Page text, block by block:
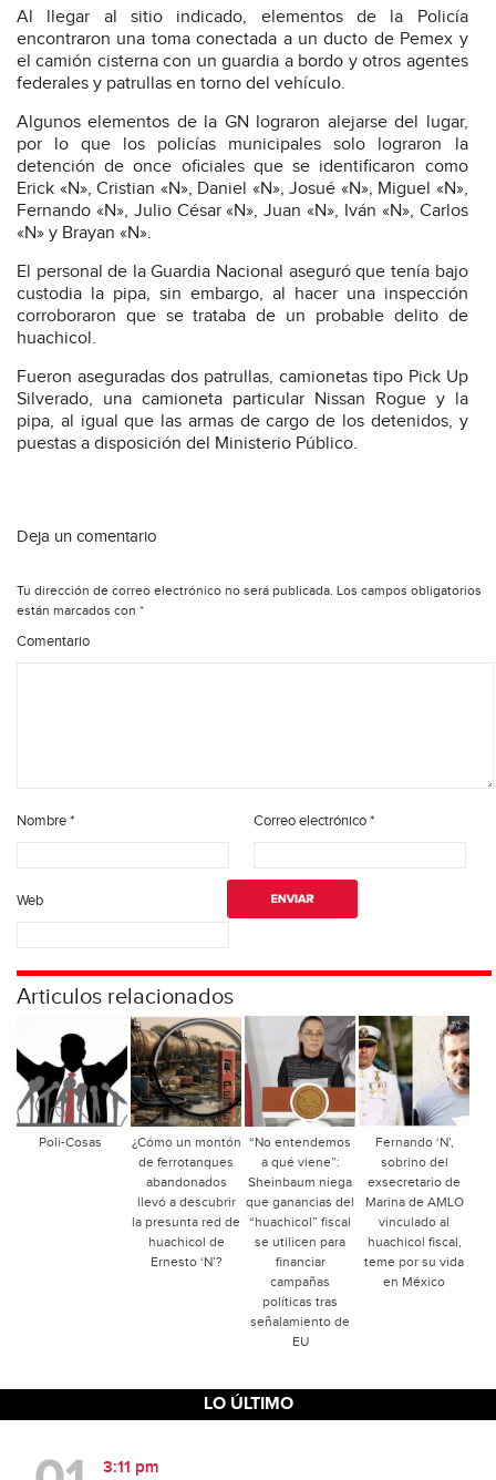
Al llegar al sitio indicado, elementos de la Policía
encontraron una toma conectada a un ducto de Pemex y
el camión cisterna con un guardia a bordo y otros agentes
federales y patrullas en torno del vehículo.
Algunos elementos de la GN lograron alejarse del lugar,
por lo que los policías municipales solo lograron la
detención de once oficiales que se identificaron como
Erick «N», Cristian «N», Daniel «N», Josué «N», Miguel «N»,
Fernando «N», Julio César «N», Juan «N», Iván «N», Carlos
«N» y Brayan «N».
El personal de la Guardia Nacional aseguró que tenía bajo
custodia la pipa, sin embargo, al hacer una inspección
corroboraron que se trataba de un probable delito de
huachicol.
Fueron aseguradas dos patrullas, camionetas tipo Pick Up
Silverado, una camioneta particular Nissan Rogue y la
pipa, al igual que las armas de cargo de los detenidos, y
puestas a disposición del Ministerio Público.
Deja un comentario
Tu dirección de correo electrónico no será publicada. Los campos obligatorios
están marcados con *
Comentario
Nombre* Correo electrónico*
Web
Articulos relacionados
Poli-Cosas
¿Cómo un montón
de ferrotanques
abandonados
llevó a descubrir
la presunta red de
huachicol de
Ernesto ‘N’?
“No entendemos
a qué viene”:
Sheinbaum niega
que ganancias del
“huachicol” fiscal
se utilicen para
financiar
campañas
políticas tras
señalamiento de
EU
Fernando ‘N’,
sobrino del
exsecretario de
Marina de AMLO
vinculado al
huachicol fiscal,
teme por su vida
en México
LO ÚLTIMO
3:11 pm